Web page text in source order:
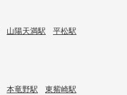
山陽天満駅
平松駅
本竜野駅
東觜崎駅